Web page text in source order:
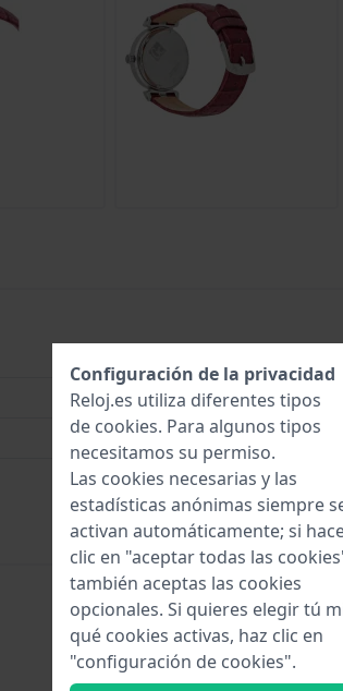
34 mm
5 Bar (Ducha)
2 años de
gratuito1
Horas - Aguja
Configuración de la privacidad
Reloj.es utiliza diferentes tipos
de cookies. Para algunos tipos
necesitamos su permiso.
Las cookies necesarias y las
estadísticas anónimas siempre
activan automáticamente; si
clic en "aceptar todas las
también aceptas las cookies
opcionales. Si quieres elegir tú
qué cookies activas, haz clic en
"configuración de cookies".